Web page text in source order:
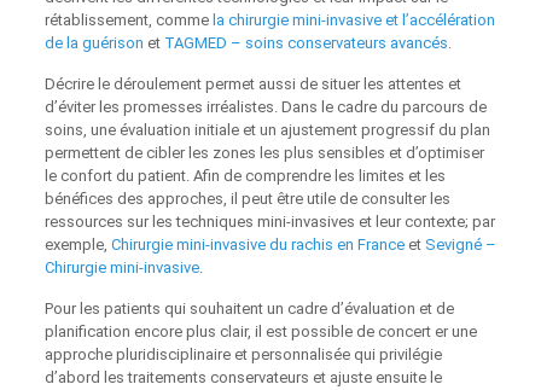
rétablissement, comme la chirurgie mini-invasive et l’accélération
de la guérison et TAGMED – soins conservateurs avancés.
Décrire le déroulement permet aussi de situer les attentes et
d’éviter les promesses irréalistes. Dans le cadre du parcours de
soins, une évaluation initiale et un ajustement progressif du plan
permettent de cibler les zones les plus sensibles et d’optimiser
le confort du patient. Afin de comprendre les limites et les
bénéfices des approches, il peut être utile de consulter les
ressources sur les techniques mini-invasives et leur contexte; par
exemple, Chirurgie mini-invasive du rachis en Franceet Sevigné –
Chirurgie mini-invasive.
Pour les patients qui souhaitent un cadre d’évaluation et de
planification encore plus clair, il est possible de concert er une
approche pluridisciplinaire et personnalisée qui privilégie
d’abord les traitements conservateurs et ajuste ensuite le